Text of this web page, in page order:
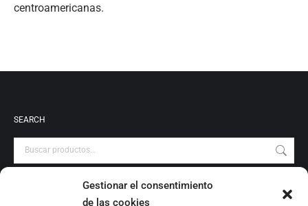
Gestionar el consentimiento
de las cookies
centroamericanas.
SEARCH
PRODUCT CATEGORIES